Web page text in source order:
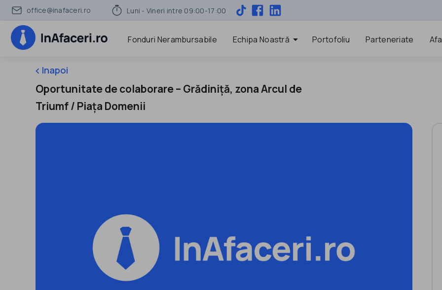
office@inafaceri.ro Luni - Vineri intre 09:00-17:00
Fonduri Nerambursabile Echipa Noastră arrow_drop_down Portofoliu Parteneriate
keyboard_arrow_leftInapoi
Oportunitate de colaborare – Grădiniță, zona Arcul de
Triumf / Piața Domenii